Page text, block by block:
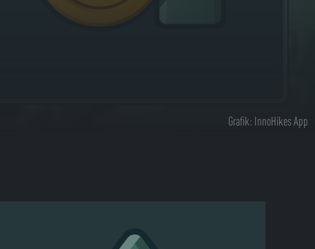
Grafik: InnoHikes App